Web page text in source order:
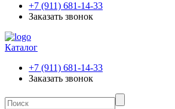
+7 (911) 681-14-33
Заказать звонок
Каталог
+7 (911) 681-14-33
Заказать звонок